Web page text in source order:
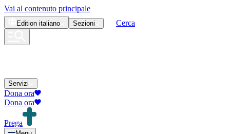
Vai al contenuto principale
Edition italiano Sezioni Cerca
Servizi
Dona ora
Dona ora
Prega